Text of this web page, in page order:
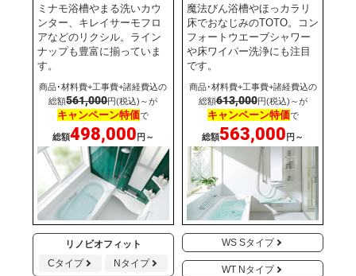
ミナモ浴槽やまる洗いカウ
ンター、キレイサーモフロ
アなどのリクシル。ライン
ナップも豊富に揃っていま
す。
商品･材料費+工事費+諸経費込の
総額561,000円(税込)～が
キャンペーン特価で
総額498,000 円～
リノビオフィット
Cタイプ
Nタイプ
魔法びん浴槽やほっカラリ
床でおなじみのTOTO。コン
フォートウエーブシャワー
や床ワイパー洗浄にも注目
です。
商品･材料費+工事費+諸経費込の
総額613,000円(税込)～が
キャンペーン特価で
総額563,000 円～
WS Sタイプ
WT Nタイプ